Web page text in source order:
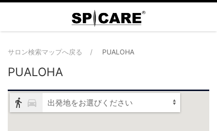
サロン検索マップへ戻る PUALOHA
PUALOHA
出発地をお選びください